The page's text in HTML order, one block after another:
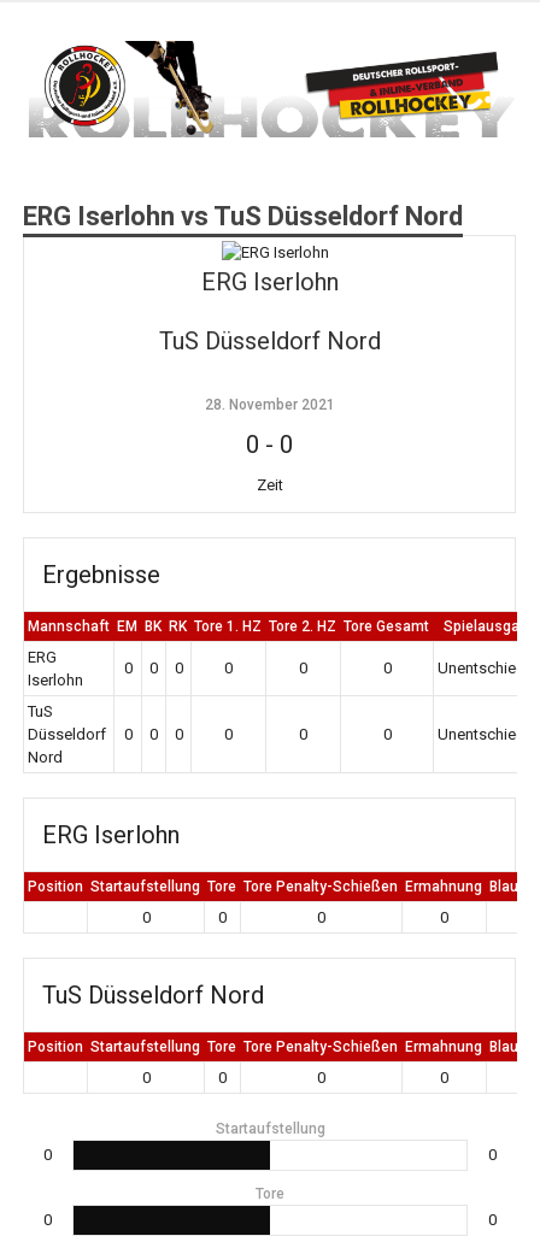
springen
ERG Iserlohn vs TuS Düsseldorf Nord
ERG Iserlohn
TuS Düsseldorf Nord
28. November 2021
0 - 0
Zeit
Ergebnisse
Mannschaft EM BK RK Tore 1. HZ Tore 2. HZ Tore Gesamt Spielausgang
ERG
Iserlohn
0 0 0 0 0 0
TuS
Düsseldorf
Nord
0 0 0 0 0 0
ERG Iserlohn
Position Startaufstellung Tore Tore Penalty-Schießen Ermahnung Blaue
0 0 0 0
TuS Düsseldorf Nord
Position Startaufstellung Tore Tore Penalty-Schießen Ermahnung Blaue
0 0 0 0
Startaufstellung
0 0
Tore
0 0